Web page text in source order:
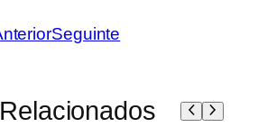
Seguinte